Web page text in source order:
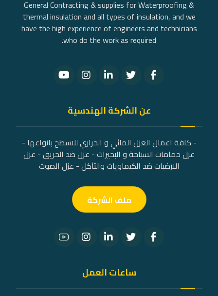
General Contracting & supplies for Waterproofing &
thermal insulation and all types of insulation, and we
have the high experience of engineers and technicians
who do the work as required.
عن الشركة الهندسية
- كافة اعمال العزل المائي و الحراري للاسطح بانواعها -
عزل حمامات السباحة و البحيرات - عزل ضد الحريق - عزل
الارضيات ضد الكيماويات والتآكل - عزل الصوت
ملف الشركة
ساعات العمل